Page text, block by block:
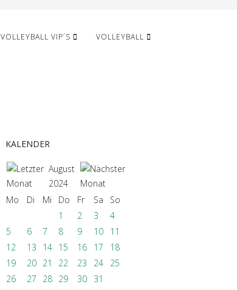
VOLLEYBALL VIP´S VOLLEYBALL
KALENDER
August
2024
Mo
Di Mi Do Fr Sa
So
1
2 3
4
5
6 7 8 9 10
11
12
13 14 15 16 17
18
19
20 21 22 23 24
25
26
27 28 29 30 31